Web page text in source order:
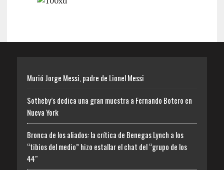
Murió Jorge Messi, padre de Lionel Messi
Sotheby’s dedica una gran muestra a Fernando Botero en
Nueva York
Bronca de los aliados: la crítica de Benegas Lynch a los
“tibios del medio” hizo estallar el chat del “grupo de los
44″